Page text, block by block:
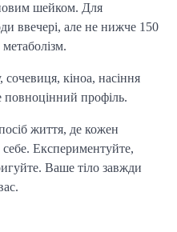
шейком. Для
ввечері, але не нижче 150
сочевиця, кіноа, насіння
повноцінний профіль.
життя, де кожен
себе. Експериментуйте,
Ваше тіло завжди